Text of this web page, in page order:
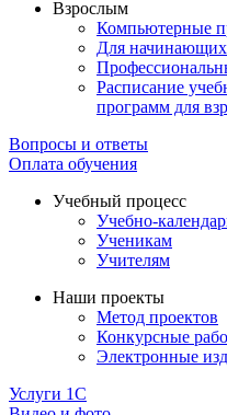
Взрослым
Компьютерные
Для начинающих
Расписание
программ для
Вопросы и ответы
Оплата обучения
Учебный процесс
Учебно-
Ученикам
Учителям
Наши проекты
Метод проектов
Конкурсные
Электронные
Услуги 1C